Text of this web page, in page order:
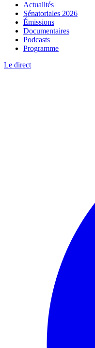
Actualités
Sénatoriales 2026
Émissions
Documentaires
Podcasts
Programme
Le direct